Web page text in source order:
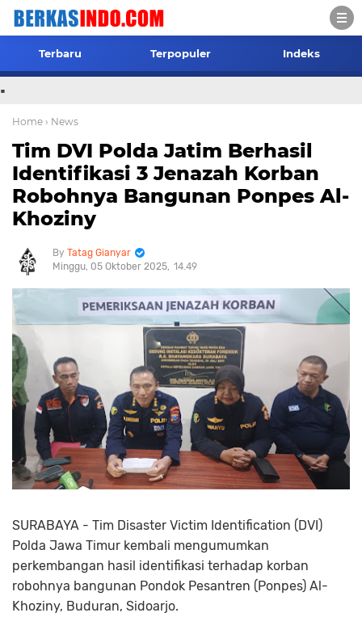
Terbaru Terpopuler Indeks
.
Home › News
Tim DVI Polda Jatim Berhasil
Identifikasi 3 Jenazah Korban
Robohnya Bangunan Ponpes Al-
Khoziny
Tatag Gianyar
Minggu, 05 Oktober 2025 14.49
SURABAYA - Tim Disaster Victim Identification (DVI)
Polda Jawa Timur kembali mengumumkan
perkembangan hasil identifikasi terhadap korban
robohnya bangunan Pondok Pesantren (Ponpes) Al-
Khoziny, Buduran, Sidoarjo.